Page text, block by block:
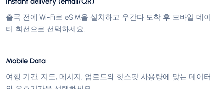
출국 전에 Wi-Fi로 eSIM을 설치하고 우간다 도착 후 모바일 데이
터 회선으로 선택하세요.
Mobile Data
여행 기간, 지도, 메시지, 업로드와 핫스팟 사용량에 맞는 데이터